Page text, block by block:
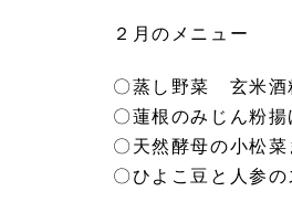
２月のメニュー
〇蒸し野菜 玄米酒
〇蓮根のみじん粉揚
〇天然酵母の小松
〇ひよこ豆と人参